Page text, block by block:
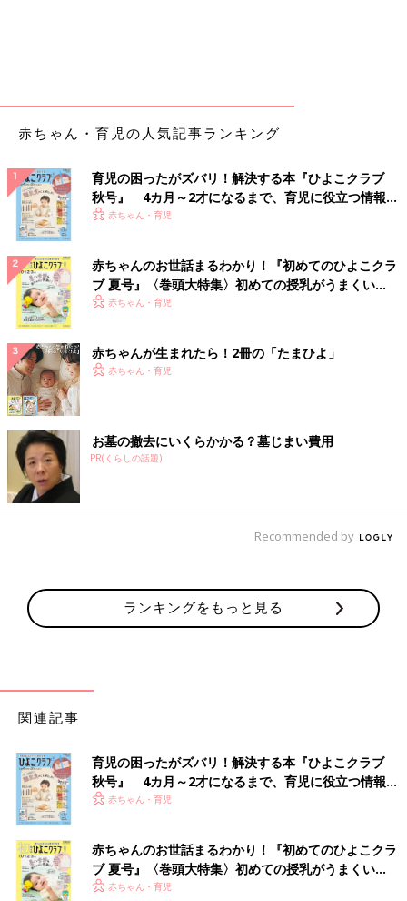
出典：Instagramアカウント「ie.o.ie0910」
こちらはie.o.ie0910さんのお宅のハロウィンツリーです。お子さ
んがすべて飾り付けしたそうで、オレンジのオーナメントやライ
トが華やかですよね。松ぼっくりも飾っていて、秋の雰囲気が感
赤ちゃん・育児の人気記事ランキング
育児の困ったがズバリ！解決する本『ひよこクラブ
秋号』 4カ月～2才になるまで、育児に役立つ情報が
いっぱい！
赤ちゃん・育児
赤ちゃんのお世話まるわかり！『初めてのひよこクラ
ブ 夏号』〈巻頭大特集〉初めての授乳がうまくい
く！ おっぱい・ミルクの基本と夏のトラブル 解決テ
赤ちゃん・育児
赤ちゃんが生まれたら！2冊の「たまひよ」
赤ちゃん・育児
お墓の撤去にいくらかかる？墓じまい費用
PR(くらしの話題)
Recommended by
ランキングをもっと見る
関連記事
育児の困ったがズバリ！解決する本『ひよこクラブ
秋号』 4カ月～2才になるまで、育児に役立つ情報が
いっぱい！
赤ちゃん・育児
赤ちゃんのお世話まるわかり！『初めてのひよこクラ
ブ 夏号』〈巻頭大特集〉初めての授乳がうまくい
く！ おっぱい・ミルクの基本と夏のトラブル 解決テ
赤ちゃん・育児